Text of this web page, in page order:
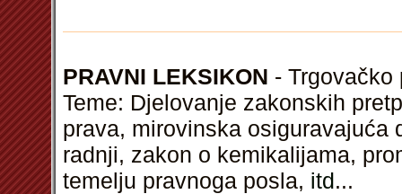
PRAVNI LEKSIKON - Trgovačko
Teme: Djelovanje zakonskih
prava, mirovinska osiguravajuća
radnji, zakon o kemikalijama,
temelju pravnoga posla, itd...